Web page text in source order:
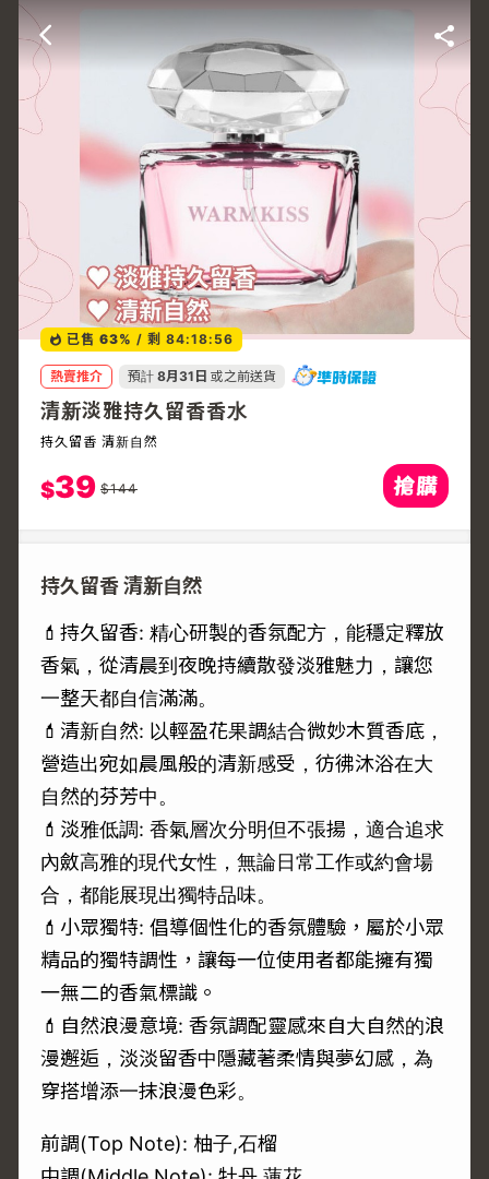
已售 63% / 剩 84:18:56
熱賣推介 預計 8月31日 或之前送貨
清新淡雅持久留香香水
持久留香 清新自然
$39 $144
持久留香 清新自然
💄持久留香: 精心研製的香氛配方，能穩定釋放
香氣，從清晨到夜晚持續散發淡雅魅力，讓您
一整天都自信滿滿。
💄清新自然: 以輕盈花果調結合微妙木質香底，
營造出宛如晨風般的清新感受，彷彿沐浴在大
自然的芬芳中。
💄淡雅低調: 香氣層次分明但不張揚，適合追求
內斂高雅的現代女性，無論日常工作或約會場
合，都能展現出獨特品味。
💄小眾獨特: 倡導個性化的香氛體驗，屬於小眾
精品的獨特調性，讓每一位使用者都能擁有獨
一無二的香氣標識。
💄自然浪漫意境: 香氛調配靈感來自大自然的浪
漫邂逅，淡淡留香中隱藏著柔情與夢幻感，為
穿搭增添一抹浪漫色彩。
前調(Top Note): 柚子,石榴